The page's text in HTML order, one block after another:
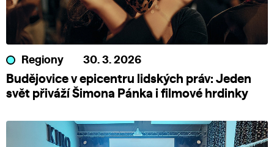
Regiony 30. 3. 2026
Budějovice v epicentru lidských práv: Jeden
svět přiváží Šimona Pánka i filmové hrdinky